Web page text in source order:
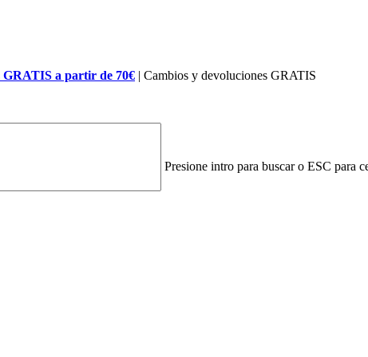
GRATIS a partir de 70€ | Cambios y devoluciones GRATIS
Presione intro para buscar o ESC para